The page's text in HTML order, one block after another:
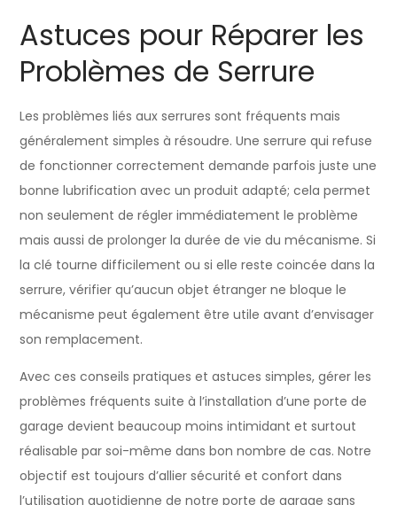
Astuces pour Réparer les
Problèmes de Serrure
Les problèmes liés aux serrures sont fréquents mais
généralement simples à résoudre. Une serrure qui refuse
de fonctionner correctement demande parfois juste une
bonne lubrification avec un produit adapté; cela permet
non seulement de régler immédiatement le problème
mais aussi de prolonger la durée de vie du mécanisme. Si
la clé tourne difficilement ou si elle reste coincée dans la
serrure, vérifier qu’aucun objet étranger ne bloque le
mécanisme peut également être utile avant d’envisager
son remplacement.
Avec ces conseils pratiques et astuces simples, gérer les
problèmes fréquents suite à l’installation d’une porte de
garage devient beaucoup moins intimidant et surtout
réalisable par soi-même dans bon nombre de cas. Notre
objectif est toujours d’allier sécurité et confort dans
l’utilisation quotidienne de notre porte de garage sans